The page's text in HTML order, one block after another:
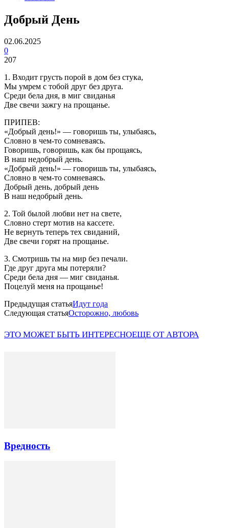
Добрый День
02.06.2025
0
207
1. Входит грусть порой в дом без стука,
Мы умрем с тобой друг без друга.
Среди бела дня, в миг свиданья
Две свечи зажгу на прощанье.
ПРИПЕВ:
«Добрый день!» — говоришь ты, улыбаясь,
Словно в чем-то сомневаясь.
Говоришь, говоришь, как бы прощаясь,
В наш недобрый день.
«Добрый день!» — говоришь ты, улыбаясь,
Словно в чем-то сомневаясь.
Добрый день, добрый день
В наш недобрый день.
2. Той былой любви нет на свете,
Словно стерт мотив на кассете.
Не вернуть теперь тех свиданий,
Две свечи горят на прощанье.
3. Смотришь ты на мир без печали.
Где друг друга мы потеряли?
Среди бела дня — миг свиданья.
Поцелуй меня на прощанье!
Предыдущая статьяИдут года
Следующая статьяОсторожно, любовь
ЭТО МОЖЕТ БЫТЬ ИНТЕРЕСНОЕЩЕ ОТ АВТОРА
Вредность